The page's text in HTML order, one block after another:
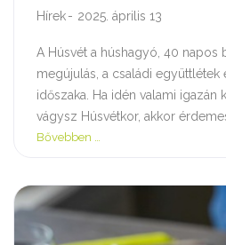
Hírek 2025. április 13
A Húsvét a húshagyó, 40 napos
megújulás, a családi együttlétek
időszaka. Ha idén valami
vágysz Húsvétkor, akkor
Bővebben …